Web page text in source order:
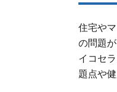
住宅や
の問題
イコセ
題点や